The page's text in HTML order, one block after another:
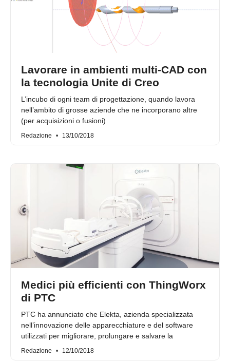
Lavorare in ambienti multi-CAD con
la tecnologia Unite di Creo
L’incubo di ogni team di progettazione, quando lavora
nell’ambito di grosse aziende che ne incorporano altre
(per acquisizioni o fusioni)
Redazione 13/10/2018
Medici più efficienti con ThingWorx
di PTC
PTC ha annunciato che Elekta, azienda specializzata
nell’innovazione delle apparecchiature e del software
utilizzati per migliorare, prolungare e salvare la
Redazione 12/10/2018